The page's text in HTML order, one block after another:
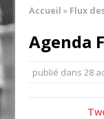
Accueil » Flux
Agenda
publié dans28